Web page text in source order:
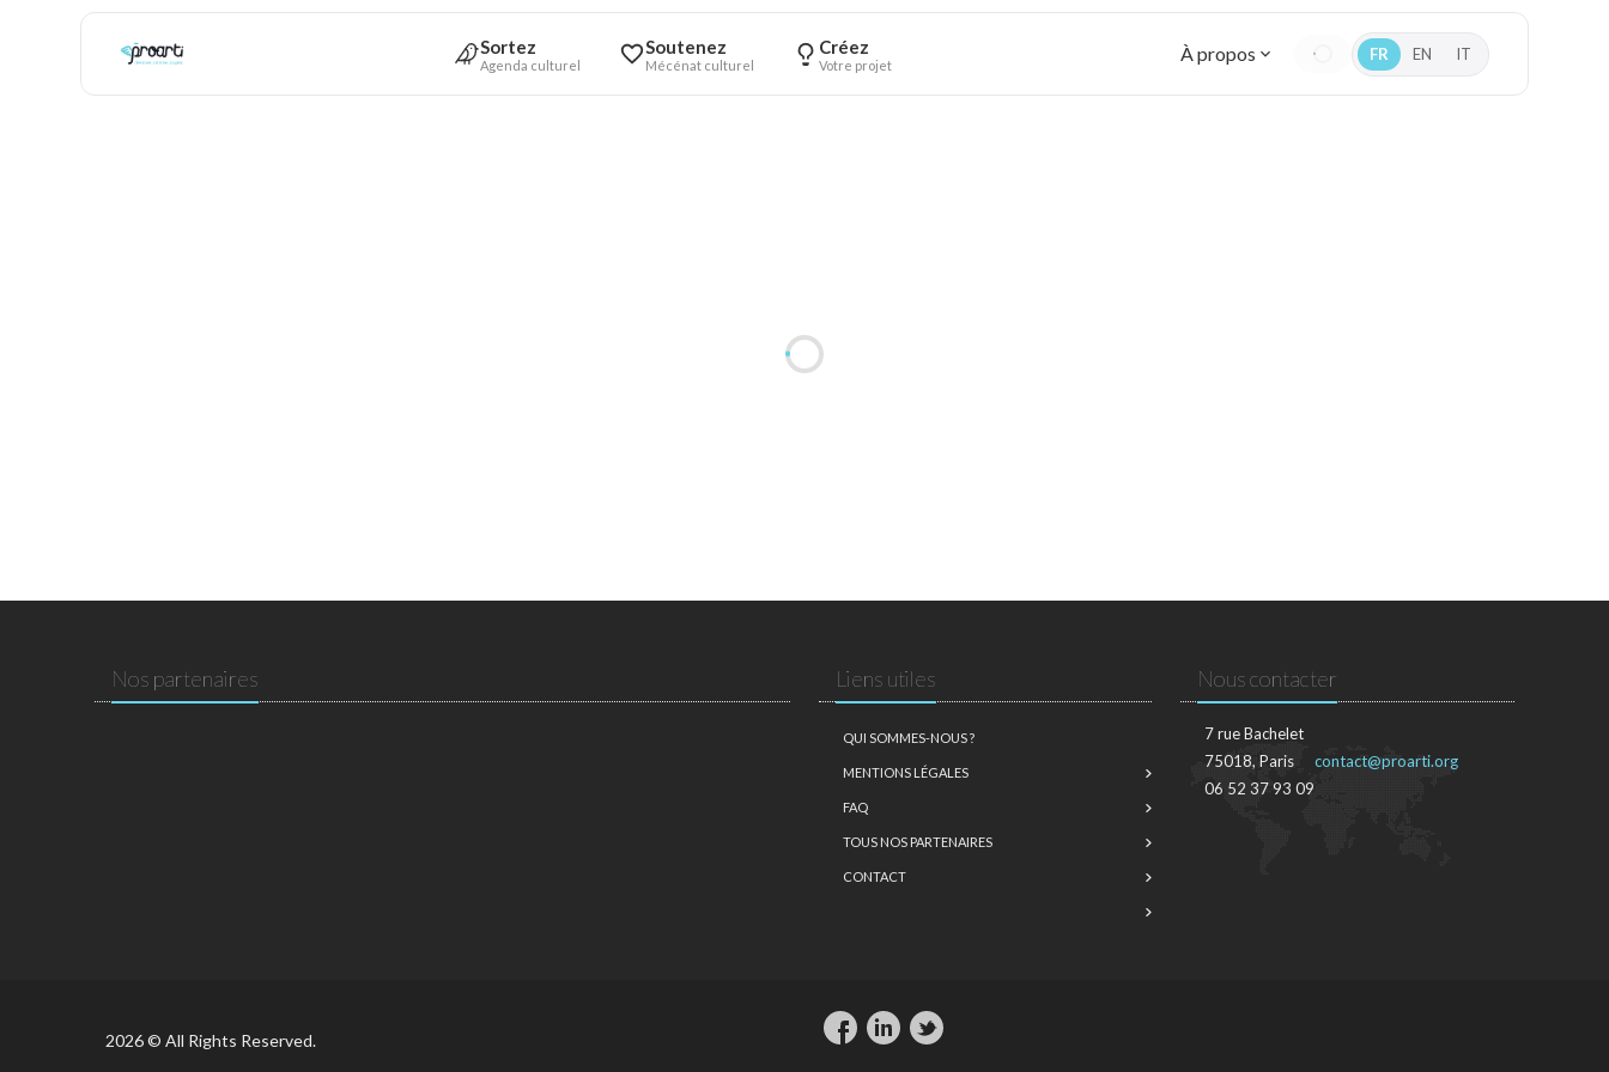
Sortez
Agenda culturel
Soutenez
Mécénat culturel
Créez
Votre projet À propos FR EN IT
Nos partenaires Liens utiles
QUI SOMMES-NOUS ?
MENTIONS LÉGALES
FAQ
TOUS NOS PARTENAIRES
CONTACT
Nous contacter
7 rue Bachelet
75018, Paris
06 52 37 93 09
contact@proarti.org
2026 © All Rights Reserved.